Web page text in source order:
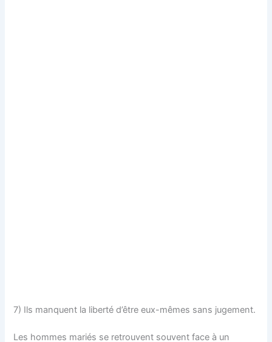
7) Ils manquent la liberté d’être eux-mêmes sans jugement.
Les hommes mariés se retrouvent souvent face à un